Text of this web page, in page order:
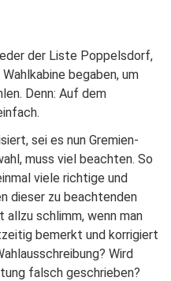
der Liste Poppelsdorf,
begaben, um
Denn: Auf dem
sei es nun Gremien-
muss viel beachten. So
viele richtige und
dieser zu beachtenden
allzu schlimm, wenn man
bemerkt und korrigiert
Wird
falsch geschrieben?